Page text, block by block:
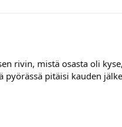
rivin, mistä osasta oli
pitäisi kauden